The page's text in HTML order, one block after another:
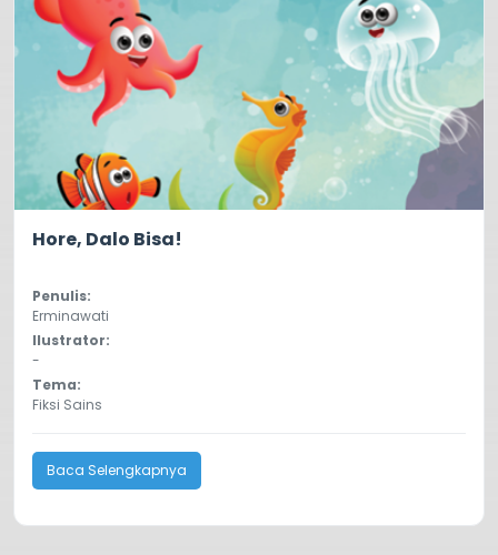
Hore, Dalo Bisa!
Penulis:
Erminawati
Ilustrator:
-
Tema:
Fiksi Sains
Baca Selengkapnya